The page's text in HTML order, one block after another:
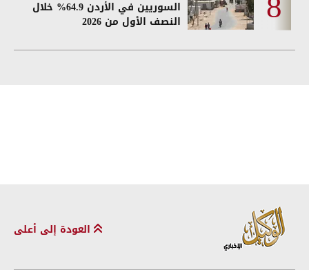
السوريين في الأردن 64.9% خلال
النصف الأول من 2026
العودة إلى أعلى